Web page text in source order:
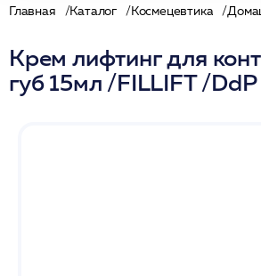
Главная Каталог Космецевтика
Крем лифтинг для
губ 15мл /FILLIFT /DdP